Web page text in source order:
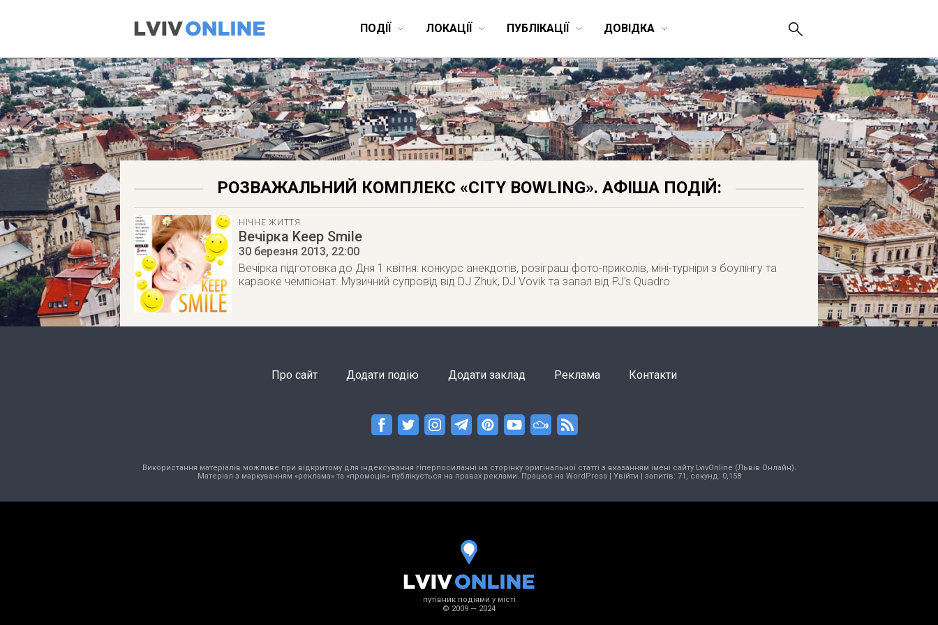
ПОДІЇ ЛОКАЦІЇ ПУБЛІКАЦІЇ ДОВІДКА
РОЗВАЖАЛЬНИЙ КОМПЛЕКС «CITY BOWLING». АФІША ПОДІЙ:
НІЧНЕ ЖИТТЯ
Вечірка Keep Smile
30 березня 2013, 22:00
Вечірка підготовка до Дня 1 квітня: конкурс анекдотів, розіграш фото-приколів, міні-турніри з боулінгу та
караоке чемпіонат. Музичний супровід від DJ Zhuk, DJ Vovik та запал від PJ's Quadro
Про сайт Додати подію Додати заклад Реклама Контакти
Використання матеріалів можливе при відкритому для індексування гіперпосиланні на сторінку оригінальної статті з вказанням імені сайту LvivOnline (Львів Онлайн).
Матеріал з маркуванням «реклама» та «промоція» публікується на правах реклами. Працює на WordPress| Увійти | запитів: 71, секунд: 0,158
путівник подіями у місті
© 2009 — 2024